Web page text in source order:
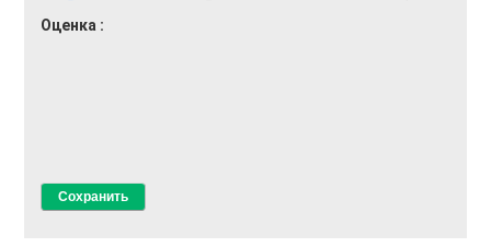
Оценка